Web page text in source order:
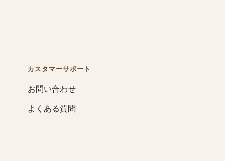
カスタマーサポート
お問い合わせ
よくある質問